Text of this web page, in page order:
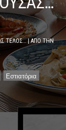
ΤΕΛΟΣ… | ΑΠΟ ΤΗΝ
Εστιατόρια